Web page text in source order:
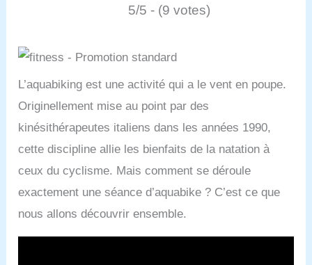
5/5 - (9 votes)
L’aquabiking est une activité qui a le vent en poupe.
Originellement mise au point par des
kinésithérapeutes italiens dans les années 1990,
cette discipline allie les bienfaits de la natation à
ceux du cyclisme. Mais comment se déroule
exactement une séance d’aquabike ? C’est ce que
nous allons découvrir ensemble.